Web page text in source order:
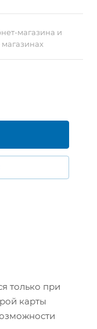
магазина и
только при
карты